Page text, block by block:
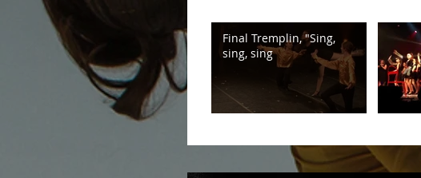
Final Tremplin, "Sing,
sing, sing